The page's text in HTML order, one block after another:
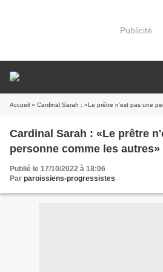
Publicité
Accueil » Cardinal Sarah : «Le prêtre n'est pas une
Cardinal Sarah : «Le prêtre
personne comme les autres»
Publié le 17/10/2022 à 18:06
Par paroissiens-progressistes